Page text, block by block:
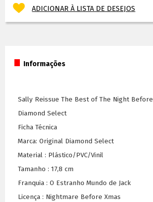
ADICIONAR À LISTA DE DESEJOS
Informações
Sally Reissue The Best of The Night
Diamond Select
Ficha Técnica
Marca: Original Diamond Select
Material : Plástico/PVC/Vinil
Tamanho : 17,8 cm
Franquia : O Estranho Mundo de Jack
Licença : Nightmare Before Xmas